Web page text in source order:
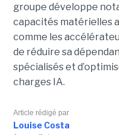
groupe développe
capacités matérielles
comme les
de réduire sa
spécialisés et
charges IA.
Article rédigé par
Louise Costa